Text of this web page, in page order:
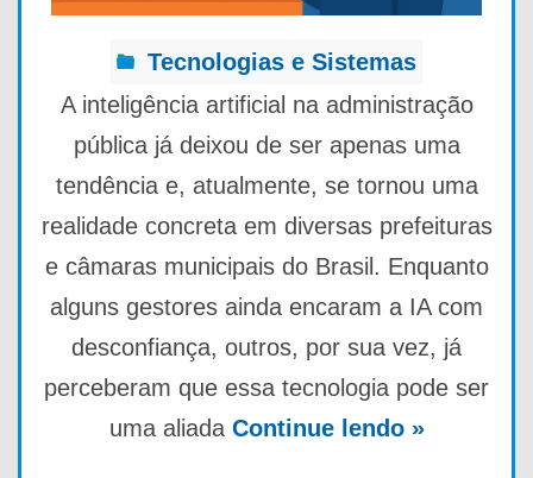
Tecnologias e Sistemas
A inteligência artificial na administração
pública já deixou de ser apenas uma
tendência e, atualmente, se tornou uma
realidade concreta em diversas prefeituras
e câmaras municipais do Brasil. Enquanto
alguns gestores ainda encaram a IA com
desconfiança, outros, por sua vez, já
perceberam que essa tecnologia pode ser
uma aliada Continue lendo »